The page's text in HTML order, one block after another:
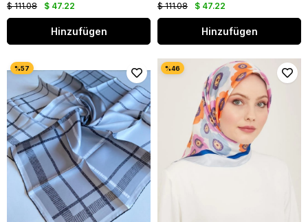
$ 47.22
$ 111.08
Hinzufügen
$ 47.22
$ 111.08
Hinzufügen